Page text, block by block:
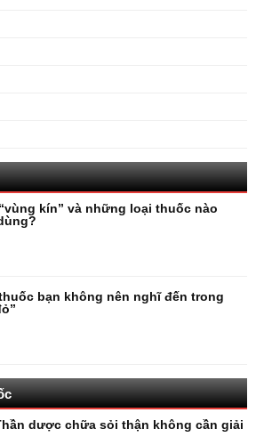
kín” và những loại thuốc nào
bạn không nên nghĩ đến trong
dược chữa sỏi thận không cần giải